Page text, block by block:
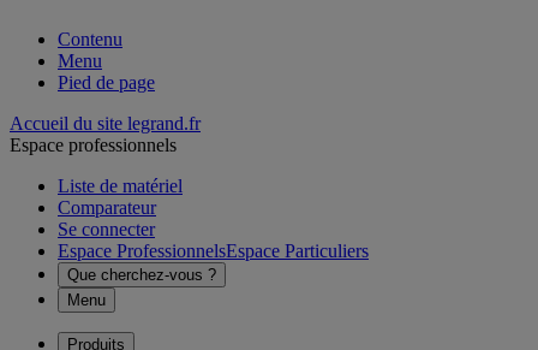
Contenu
Menu
Pied de page
Accueil du site legrand.fr
Espace professionnels
Liste de matériel
Comparateur
Se connecter
Espace ProfessionnelsEspace Particuliers
Que cherchez-vous ?
Menu
Produits